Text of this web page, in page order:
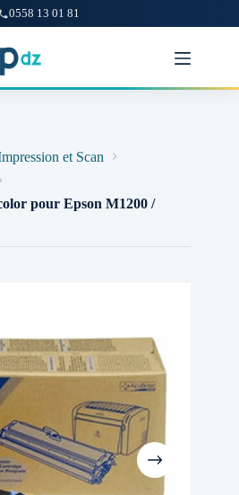
0558 13 01 81
et Scan
pour Epson M1200 /